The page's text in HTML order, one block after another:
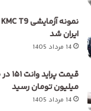
ایران شد
14 مرداد 1405
میلیون تومان رسید
14 مرداد 1405